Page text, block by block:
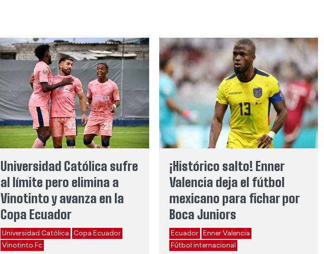
Universidad Católica sufre
al límite pero elimina a
Vinotinto y avanza en la
Copa Ecuador
Universidad Católica Copa Ecuador
Vinotinto Fc
¡Histórico salto! Enner
Valencia deja el fútbol
mexicano para fichar por
Boca Juniors
Ecuador Enner Valencia
Fútbol internacional